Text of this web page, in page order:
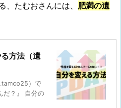
、たむおさんには、 肥満の遺
方法（遺
）で
だ？』 自分の